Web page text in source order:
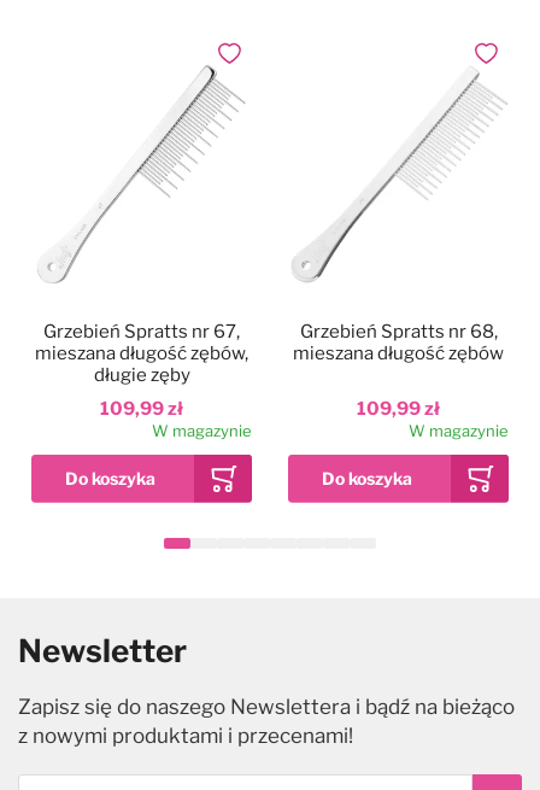
109,99 zł
Grzebień Spratts nr 67,
mieszana długość zębów,
długie zęby
W magazynie
Dodaj do ulubionych
109,99 zł
Grzebień Spratts nr 68,
mieszana długość zębów
W magazynie
Dodaj
Newsletter
Zapisz się do naszego Newslettera i bądź na bieżąco
z nowymi produktami i przecenami!